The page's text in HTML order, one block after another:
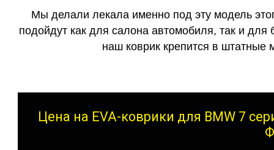
Мы делали лекала именно под эту модель
подойдут как для салона автомобиля, так и для
наш коврик крепится в штатные
Цена на EVA-коврики для BMW 7